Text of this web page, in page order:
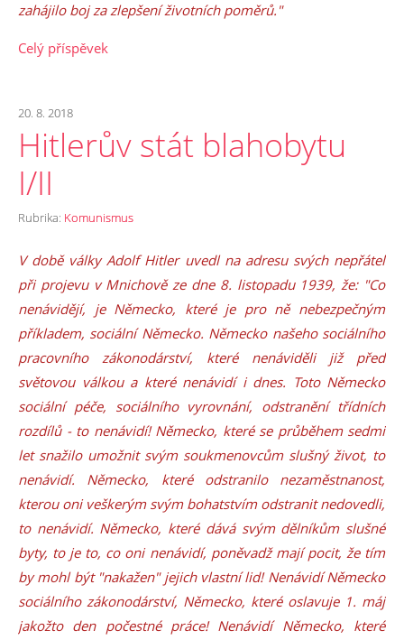
zahájilo boj za zlepšení životních poměrů."
Celý příspěvek
20. 8. 2018
Hitlerův stát blahobytu
I/II
Rubrika: Komunismus
V době války Adolf Hitler uvedl na adresu svých nepřátel
při projevu v Mnichově ze dne 8. listopadu 1939, že: "Co
nenávidějí, je Německo, které je pro ně nebezpečným
příkladem, sociální Německo. Německo našeho sociálního
pracovního zákonodárství, které nenáviděli již před
světovou válkou a které nenávidí i dnes. Toto Německo
sociální péče, sociálního vyrovnání, odstranění třídních
rozdílů - to nenávidí! Německo, které se průběhem sedmi
let snažilo umožnit svým soukmenovcům slušný život, to
nenávidí. Německo, které odstranilo nezaměstnanost,
kterou oni veškerým svým bohatstvím odstranit nedovedli,
to nenávidí. Německo, které dává svým dělníkům slušné
byty, to je to, co oni nenávidí, poněvadž mají pocit, že tím
by mohl být "nakažen" jejich vlastní lid! Nenávidí Německo
sociálního zákonodárství, Německo, které oslavuje 1. máj
jakožto den počestné práce! Nenávidí Německo, které